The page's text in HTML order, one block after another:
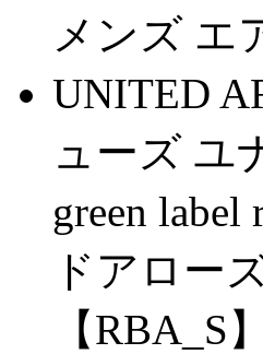
メンズ エ
UNITED
ューズ ユ
green
ドアロー
【RBA_S】